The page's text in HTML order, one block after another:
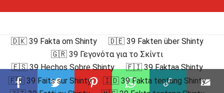
🇩🇰 39 Fakta om Shinty
🇩🇪 39 Fakten über Shinty
🇬🇷 39 Γεγονότα για το Σκίντι
🇪🇸 39 Hechos Sobre Shinty
🇫🇮 39 Faktaa Shinty
🇫🇷 39 Faits sur Shinty
🇮🇩 39 Fakta tentang Shinty